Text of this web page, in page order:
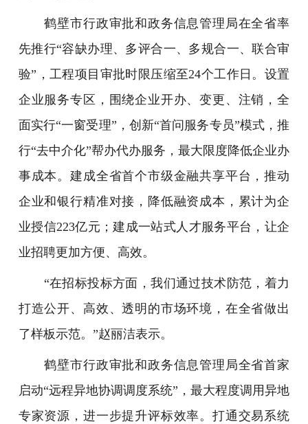
鹤壁市行政审批和政务信息管理局在全省率
先推行“容缺办理、多评合一、多规合一、联合审
验”，工程项目审批时限压缩至24个工作日。设置
企业服务专区，围绕企业开办、变更、注销，全
面实行“一窗受理”，创新“首问服务专员”模式，推
行“去中介化”帮办代办服务，最大限度降低企业办
事成本。建成全省首个市级金融共享平台，推动
企业和银行精准对接，降低融资成本，累计为企
业授信223亿元；建成一站式人才服务平台，让企
业招聘更加方便、高效。
“在招标投标方面，我们通过技术防范，着力
打造公开、高效、透明的市场环境，在全省做出
了样板示范。”赵丽洁表示。
鹤壁市行政审批和政务信息管理局全省首家
启动“远程异地协调调度系统”，最大程度调用异地
专家资源，进一步提升评标效率。打通交易系统